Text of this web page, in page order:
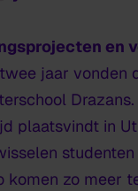
en
jaar vonden
plaatsvindt in
komen zo meer